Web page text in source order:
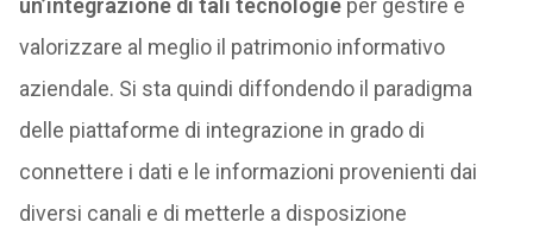
un’integrazione di tali tecnologieper gestire e
valorizzare al meglio il patrimonio informativo
aziendale. Si sta quindi diffondendo il paradigma
delle piattaforme di integrazione in grado di
connettere i dati e le informazioni provenienti dai
diversi canali e di metterle a disposizione